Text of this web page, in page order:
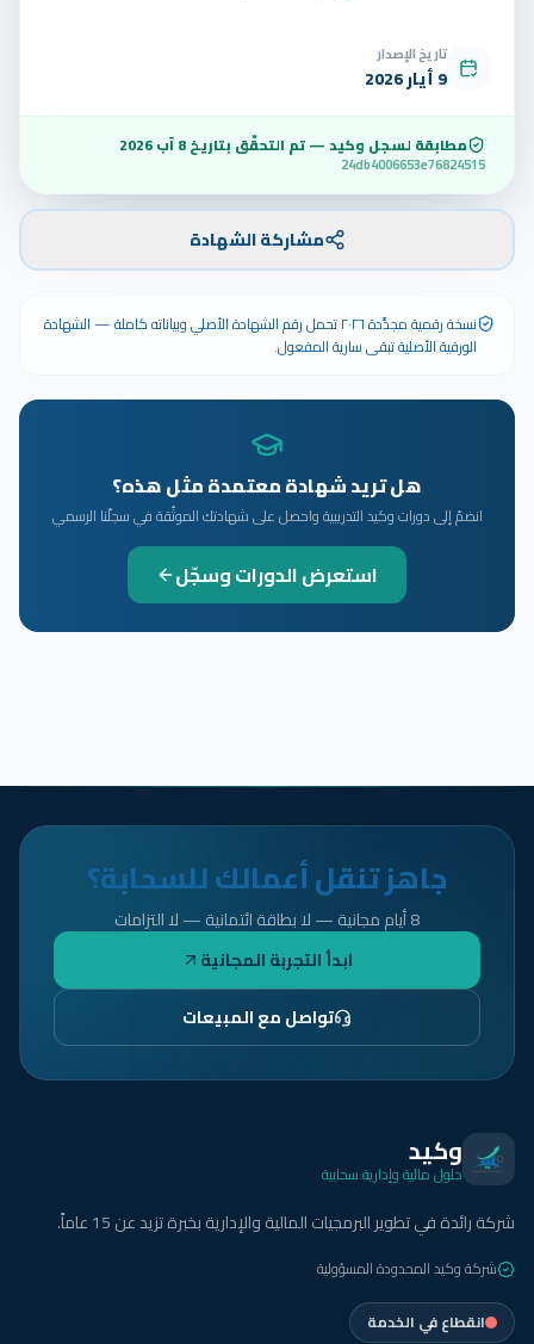
تاريخ الإصدار
9 أيار 2026
مطابقة لسجل وكيد — تم التحقّق بتاريخ8 آب 2026
24db4006653e76824515
مشاركة الشهادة
نسخة رقمية مجدَّدة ٢٠٢٦ تحمل رقم الشهادة الأصلي وبياناته كاملة — الشهادة
الورقية الأصلية تبقى سارية المفعول.
هل تريد شهادة معتمدة مثل هذه؟
انضمّ إلى دورات وكيد التدريبية واحصل على شهادتك الموثّقة في سجلّنا الرسمي
استعرض الدورات وسجّل
جاهز تنقل أعمالك للسحابة؟
8 أيام مجانية — لا بطاقة ائتمانية — لا التزامات
ابدأ التجربة المجانية
تواصل مع المبيعات
وكيد
حلول مالية وإدارية سحابية
شركة رائدة في تطوير البرمجيات المالية والإدارية بخبرة تزيد عن 15 عاماً.
شركة وكيد المحدودة المسؤولية
انقطاع في الخدمة